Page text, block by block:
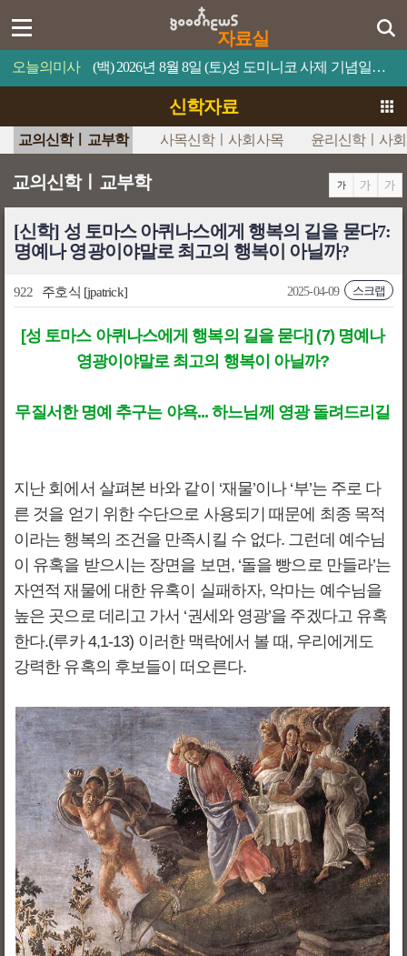
자료실
오늘의미사 (백) 2026년 8월 8일 (토)성 도미니코 사제 기념일믿음이 있으면 너희가 못할 일은 하나도 없을 것이다.
신학자료
교의신학ㅣ교부학 사목신학ㅣ사회사목 윤리신학ㅣ사
교의신학ㅣ교부학
[신학] 성 토마스 아퀴나스에게 행복의 길을 묻다7:
명예나 영광이야말로 최고의 행복이 아닐까?
922 주호식 [jpatrick] 스크랩
2025-04-09
[성 토마스 아퀴나스에게 행복의 길을 묻다] (7) 명예나
영광이야말로 최고의 행복이 아닐까?
무질서한 명예 추구는 야욕... 하느님께 영광 돌려드리길
지난 회에서 살펴본 바와 같이 ‘재물’이나 ‘부’는 주로 다
른 것을 얻기 위한 수단으로 사용되기 때문에 최종 목적
이라는 행복의 조건을 만족시킬 수 없다. 그런데 예수님
이 유혹을 받으시는 장면을 보면, ‘돌을 빵으로 만들라’는
자연적 재물에 대한 유혹이 실패하자, 악마는 예수님을
높은 곳으로 데리고 가서 ‘권세와 영광’을 주겠다고 유혹
한다.(루카 4,1-13) 이러한 맥락에서 볼 때, 우리에게도
강력한 유혹의 후보들이 떠오른다.